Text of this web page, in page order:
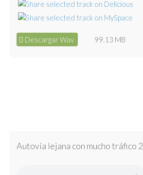
Descargar Wav 99.13 MB
Autovía lejana con mucho tráfico 2